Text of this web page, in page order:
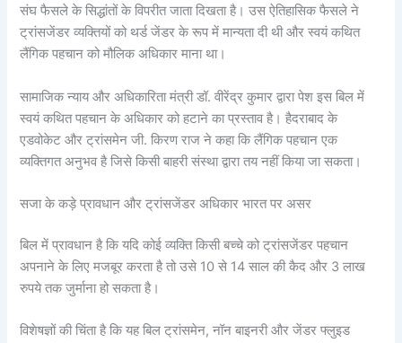
संघ फैसले के सिद्धांतों के विपरीत जाता दिखता है। उस ऐतिहासिक फैसले ने
ट्रांसजेंडर व्यक्तियों को थर्ड जेंडर के रूप में मान्यता दी थी और स्वयं कथित
लैंगिक पहचान को मौलिक अधिकार माना था।
सामाजिक न्याय और अधिकारिता मंत्री डॉ. वीरेंद्र कुमार द्वारा पेश इस बिल में
स्वयं कथित पहचान के अधिकार को हटाने का प्रस्ताव है। हैदराबाद के
एडवोकेट और ट्रांसमेन जी. किरण राज ने कहा कि लैंगिक पहचान एक
व्यक्तिगत अनुभव है जिसे किसी बाहरी संस्था द्वारा तय नहीं किया जा सकता।
सजा के कड़े प्रावधान और ट्रांसजेंडर अधिकार भारत पर असर
बिल में प्रावधान है कि यदि कोई व्यक्ति किसी बच्चे को ट्रांसजेंडर पहचान
अपनाने के लिए मजबूर करता है तो उसे 10 से 14 साल की कैद और 3 लाख
रुपये तक जुर्माना हो सकता है।
विशेषज्ञों की चिंता है कि यह बिल ट्रांसमेन, नॉन बाइनरी और जेंडर फ्लुइड